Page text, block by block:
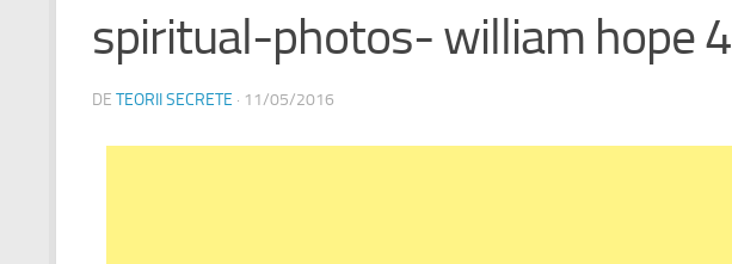
spiritual-photos- william hope 4
DE TEORII SECRETE · 11/05/2016